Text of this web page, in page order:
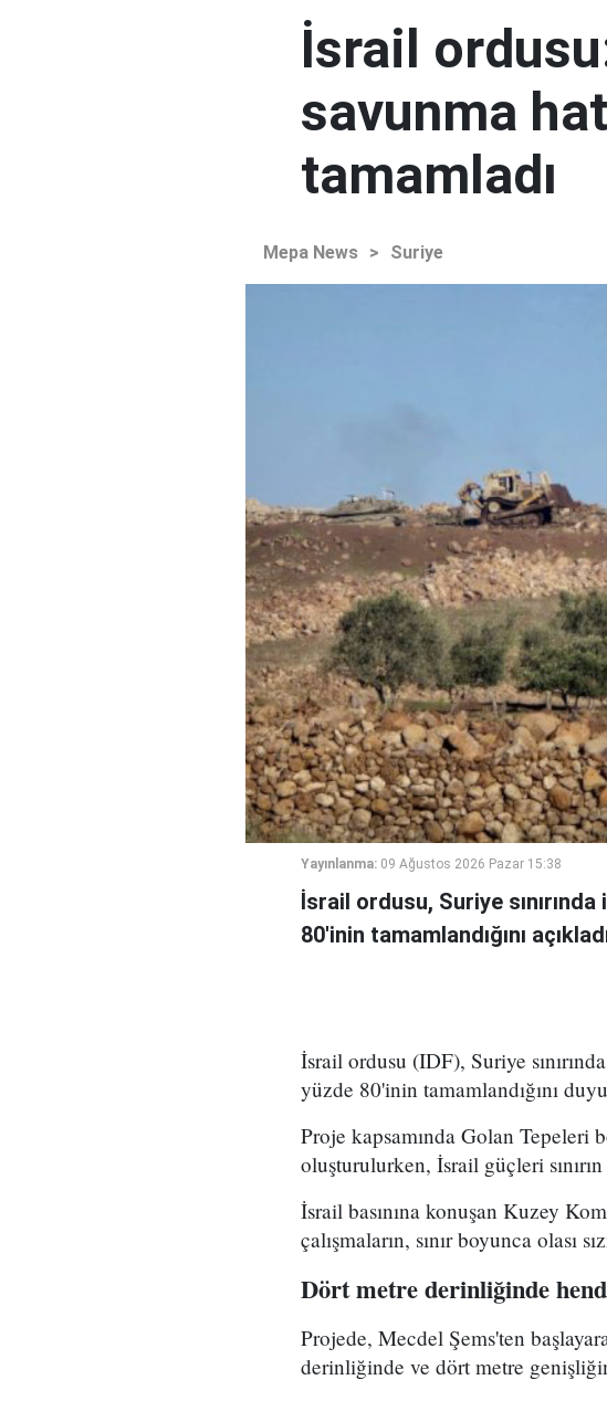
İsrail
savunma
tamamladı
Mepa News > Suriye
Yayınlanma: 09 Ağustos 2026 Pazar 15:38
İsrail ordusu, Suriye
80'inin tamamlandığını
İsrail ordusu (IDF), Suriye
yüzde 80'inin tamamlandığını
Proje kapsamında Golan Tepeleri
oluşturulurken, İsrail güçleri
İsrail basınına konuşan Kuzey
çalışmaların, sınır boyunca olası
Dört metre derinliğinde
Projede, Mecdel Şems'ten
derinliğinde ve dört metre